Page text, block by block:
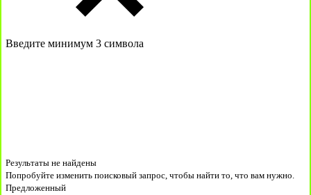
Введите минимум 3 символа
Результаты не найдены
Попробуйте изменить поисковый запрос, чтобы найти то, что вам нужно.
Предложенный